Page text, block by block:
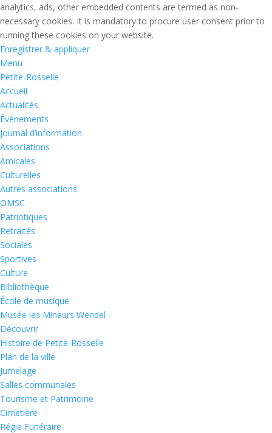
analytics, ads, other embedded contents are termed as non-
necessary cookies. It is mandatory to procure user consent prior to
running these cookies on your website.
Enregistrer & appliquer
Menu
Petite-Rosselle
Accueil
Actualités
Évènements
Journal d’information
Associations
Amicales
Culturelles
Autres associations
OMSC
Patriotiques
Retraités
Sociales
Sportives
Culture
Bibliothèque
École de musique
Musée les Mineurs Wendel
Découvrir
Histoire de Petite-Rosselle
Plan de la ville
Jumelage
Salles communales
Tourisme et Patrimoine
Cimetière
Régie Funéraire